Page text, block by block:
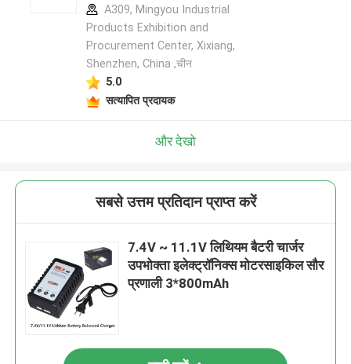
A309, Mingyou Industrial
Products Exhibition and
Procurement Center, Xixiang,
Shenzhen, China ,चीन
5.0
सत्यापित प्रदायक
और देखो
सबसे उत्तम प्रतिदान प्राप्त करें
7.4V ~ 11.1V लिथियम बैटरी चार्जर
उपभोक्ता इलेक्ट्रॉनिक्स मोटरसाइकिल सौर
प्रणाली 3*800mAh